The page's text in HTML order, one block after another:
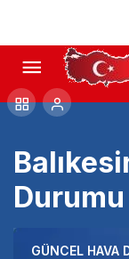
Durumu
GÜNCEL HAVA